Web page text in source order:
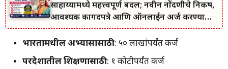
साहाय्यामध्ये महत्त्वपूर्ण बदल; नवीन नोंदणीचे निकष,
आवश्यक कागदपत्रे आणि ऑनलाईन अर्ज करण्याची
सोपी प्रक्रिया जाणून घ्या.
भारतामधील अभ्यासासाठी: ₹५० लाखांपर्यंत कर्ज
परदेशातील शिक्षणासाठी: ₹१ कोटीपर्यंत कर्ज